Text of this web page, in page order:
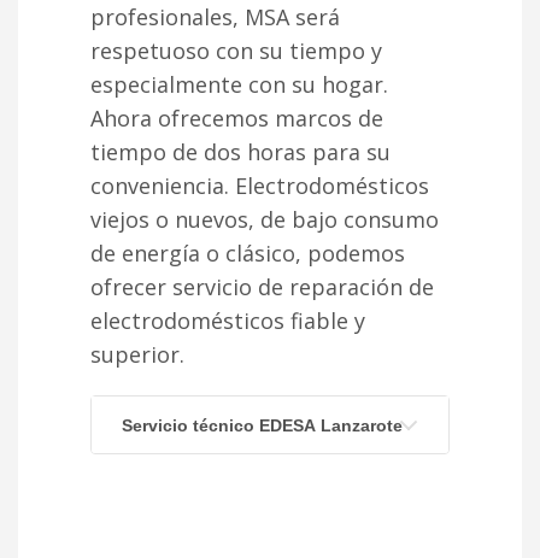
profesionales, MSA será
respetuoso con su tiempo y
especialmente con su hogar.
Ahora ofrecemos marcos de
tiempo de dos horas para su
conveniencia. Electrodomésticos
viejos o nuevos, de bajo consumo
de energía o clásico, podemos
ofrecer servicio de reparación de
electrodomésticos fiable y
superior.
Servicio técnico EDESA Lanzarote